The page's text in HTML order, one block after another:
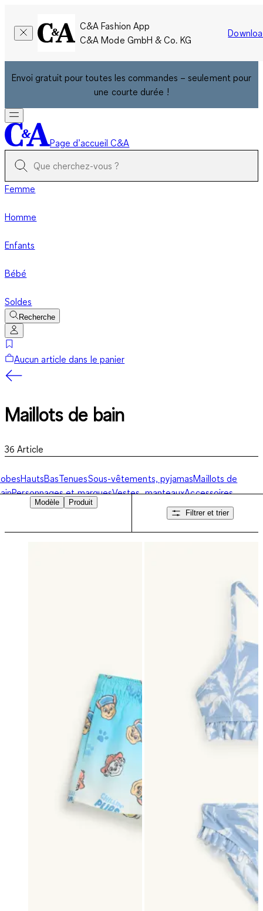
C&A Fashion App
C&A Mode GmbH & Co. KG
Envoi gratuit pour toutes les commandes – seulement pour
une courte durée !
Page d’accueil C&A
Femme
Homme
Enfants
Bébé
Soldes
Recherche
Aucun article dans le panier
Maillots de bain
36 Article
HautsBasTenuesSous-vêtements, pyjamasMaillots de
Personnages et marquesVestes, manteauxAccessoires,
chaussuresCollection ski
Modèle
Produit
Filtrer et trier